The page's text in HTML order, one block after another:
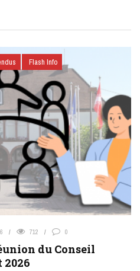
Flash Info
712 0
du Conseil